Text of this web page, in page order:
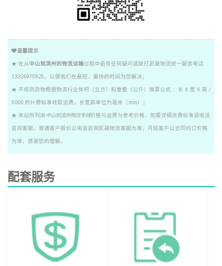
温馨提示
★ 在从中山到滨州的物流运输过程中若有任何疑问请拨打凯晟物流统一服务电话
13326975925，以便我们在最短，最快的时间为您解决；
★ 不规则货物根据物流行业体积（立方）和重量（公斤）换算公式 ：长 X 宽 X 高 /
5000 的计费标准收取运费，长宽高单位为毫米（mm）；
★ 本站所列由中山到滨州物流专线价格与运费为参考价格，如需详细资费标准请电话
咨询客服。普通客户报价以电话咨询凯晟物流客服为准，月结客户以合同约订价格
为准，感谢您的理解。
配套服务